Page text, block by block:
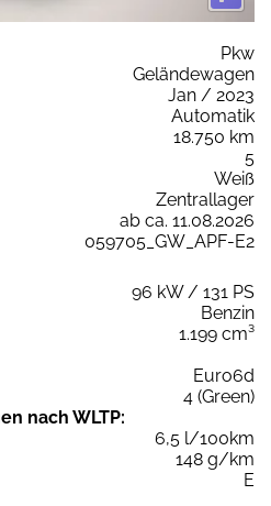
Pkw
Geländewagen
Jan / 2023
Automatik
18.750 km
5
Weiß
Zentrallager
ab ca. 11.08.2026
059705_GW_APF-E2
96 kW / 131 PS
Benzin
1.199 cm³
Euro6d
4 (Green)
nach WLTP:
6,5 l/100km
148 g/km
E